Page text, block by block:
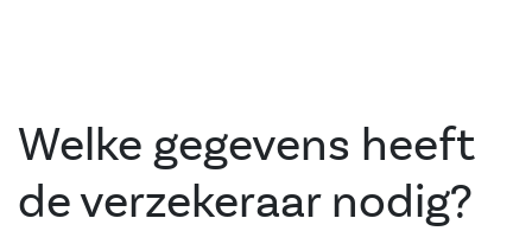
Welke gegevens heeft
de verzekeraar nodig?